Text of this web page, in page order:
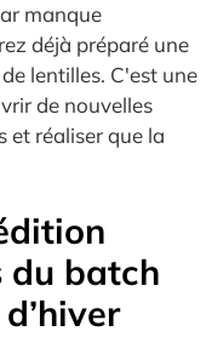
manque
déjà préparé une
lentilles. C'est une
de nouvelles
et réaliser que la
du batch